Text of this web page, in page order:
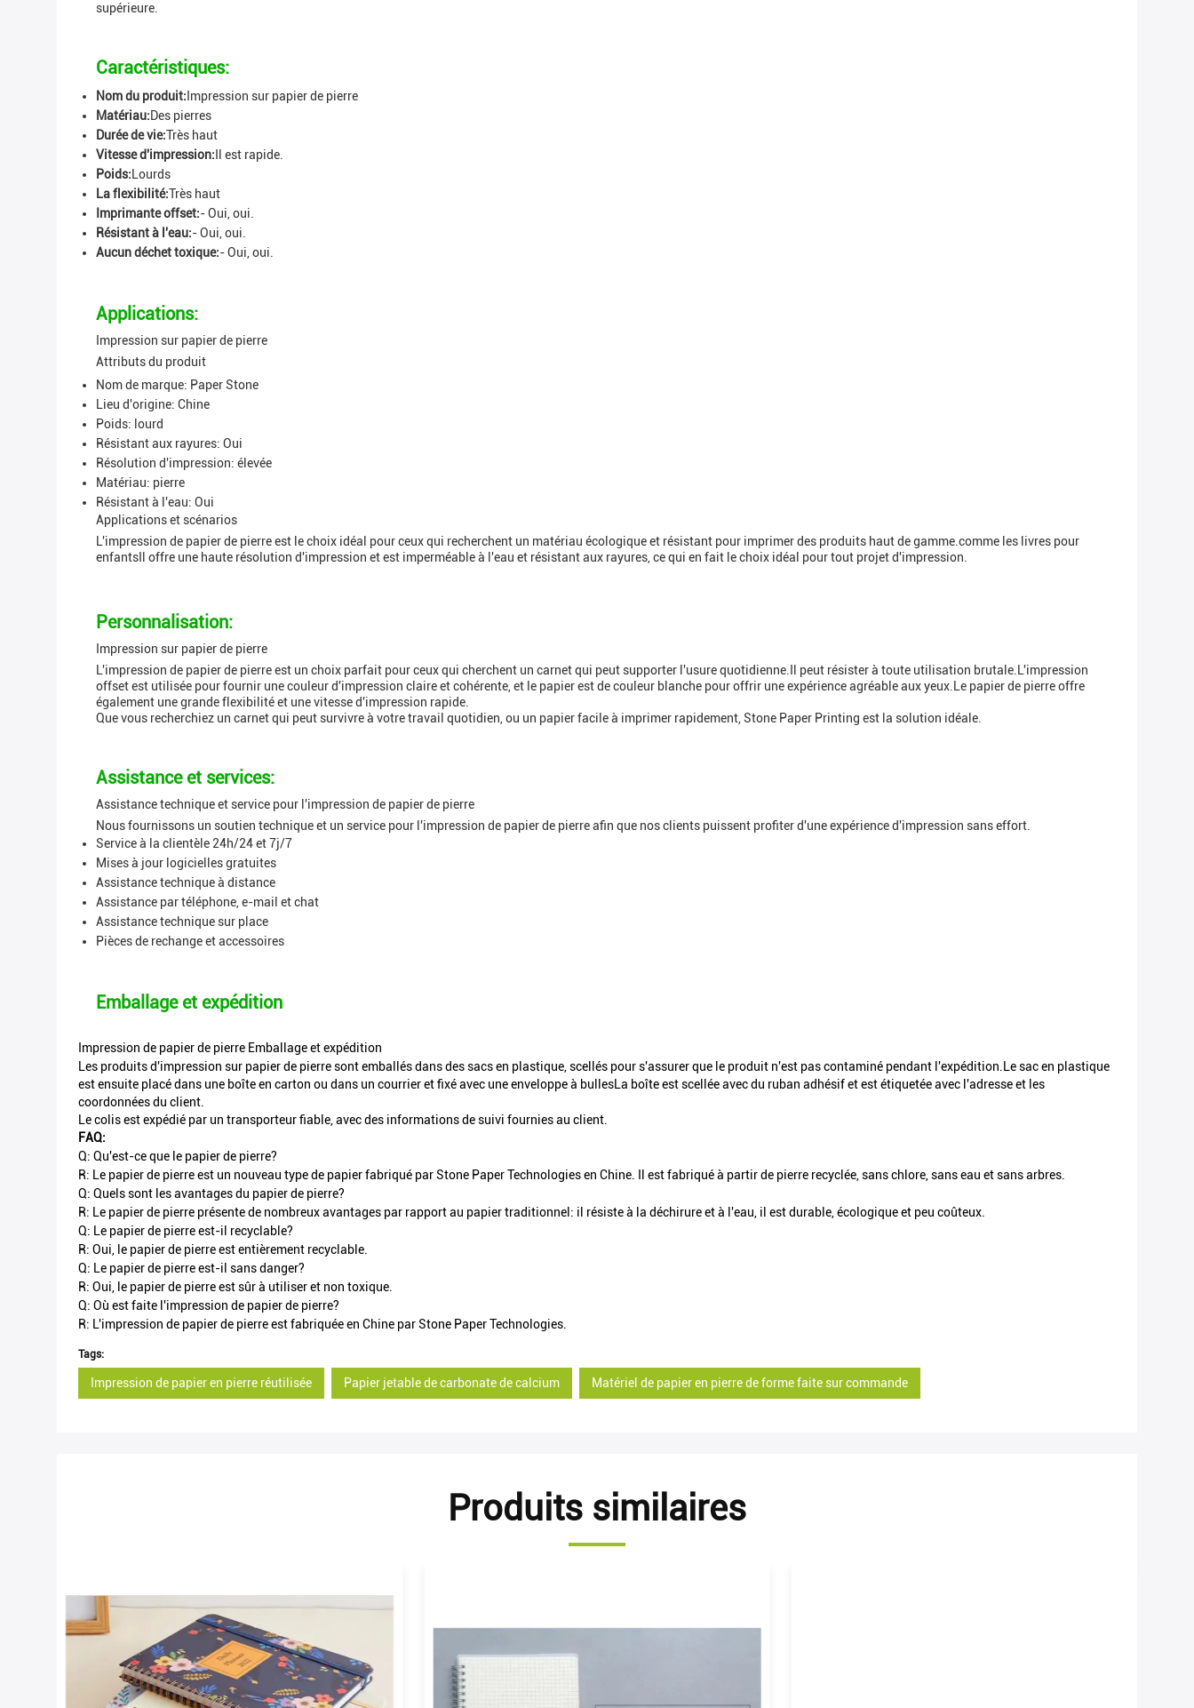
supérieure.
Caractéristiques:
Nom du produit: Impression sur papier de pierre
Matériau:Des pierres
Durée de vie:Très haut
Vitesse d'impression: Il est rapide.
Poids: Lourds
La flexibilité:Très haut
Imprimante offset:- Oui, oui.
Résistant à l'eau:- Oui, oui.
Aucun déchet toxique:- Oui, oui.
Applications:
Impression sur papier de pierre
Attributs du produit
Nom de marque: Paper Stone
Lieu d'origine: Chine
Poids: lourd
Résistant aux rayures: Oui
Résolution d'impression: élevée
Matériau: pierre
Résistant à l'eau: Oui
Applications et scénarios
L'impression de papier de pierre est le choix idéal pour ceux qui recherchent un matériau écologique et résistant pour imprimer des produits haut de gamme.comme les livres pour
enfantsIl offre une haute résolution d'impression et est imperméable à l'eau et résistant aux rayures, ce qui en fait le choix idéal pour tout projet d'impression.
Personnalisation:
Impression sur papier de pierre
L'impression de papier de pierre est un choix parfait pour ceux qui cherchent un carnet qui peut supporter l'usure quotidienne.Il peut résister à toute utilisation brutale.L'impression
offset est utilisée pour fournir une couleur d'impression claire et cohérente, et le papier est de couleur blanche pour offrir une expérience agréable aux yeux.Le papier de pierre offre
également une grande flexibilité et une vitesse d'impression rapide.
Que vous recherchiez un carnet qui peut survivre à votre travail quotidien, ou un papier facile à imprimer rapidement, Stone Paper Printing est la solution idéale.
Assistance et services:
Assistance technique et service pour l'impression de papier de pierre
Nous fournissons un soutien technique et un service pour l'impression de papier de pierre afin que nos clients puissent profiter d'une expérience d'impression sans effort.
Service à la clientèle 24h/24 et 7j/7
Mises à jour logicielles gratuites
Assistance technique à distance
Assistance par téléphone, e-mail et chat
Assistance technique sur place
Pièces de rechange et accessoires
Emballage et expédition
Impression de papier de pierre Emballage et expédition
Les produits d'impression sur papier de pierre sont emballés dans des sacs en plastique, scellés pour s'assurer que le produit n'est pas contaminé pendant l'expédition.Le sac en plastique
est ensuite placé dans une boîte en carton ou dans un courrier et fixé avec une enveloppe à bullesLa boîte est scellée avec du ruban adhésif et est étiquetée avec l'adresse et les
coordonnées du client.
Le colis est expédié par un transporteur fiable, avec des informations de suivi fournies au client.
FAQ:
Q: Qu'est-ce que le papier de pierre?
R: Le papier de pierre est un nouveau type de papier fabriqué par Stone Paper Technologies en Chine. Il est fabriqué à partir de pierre recyclée, sans chlore, sans eau et sans arbres.
Q: Quels sont les avantages du papier de pierre?
R: Le papier de pierre présente de nombreux avantages par rapport au papier traditionnel: il résiste à la déchirure et à l'eau, il est durable, écologique et peu coûteux.
Q: Le papier de pierre est-il recyclable?
R: Oui, le papier de pierre est entièrement recyclable.
Q: Le papier de pierre est-il sans danger?
R: Oui, le papier de pierre est sûr à utiliser et non toxique.
Q: Où est faite l'impression de papier de pierre?
R: L'impression de papier de pierre est fabriquée en Chine par Stone Paper Technologies.
Tags:
Impression de papier en pierre réutilisée Papier jetable de carbonate de calcium Matériel de papier en pierre de forme faite sur commande
Produits similaires